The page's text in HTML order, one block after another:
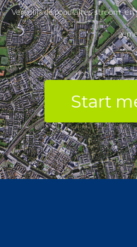
Vergelijk de populaires stroom- en
Start